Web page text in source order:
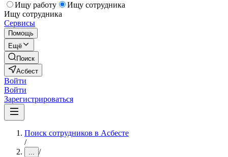
Ищу работу
Ищу сотрудника
Ищу сотрудника
Сервисы
Помощь
Ещё
Поиск
Асбест
Войти
Войти
Зарегистрироваться
Поиск сотрудников в Асбесте
/
... /